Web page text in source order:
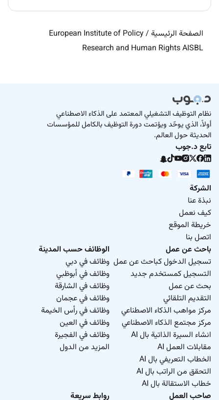
الصفحة الرئيسية /
European Institute of Policy
Research and Human Rights AISBL
نظام التوظيف التشغيلي المعتمد على الذكاء الاصطناعي
أولاً، الذي يوحّد ويؤتمت دورة التوظيف بالكامل للمؤسسات
الحديثة حول العالم.
تابع د.جوب
الشركة
نبذة عنا
كيف نعمل
خريطة الموقع
اتصل بنا
باحث عن عمل
تسجيل الدخول كباحث عن عمل
التسجيل كمستخدم جديد
بحث عن عمل
التقديم التلقائي
مركز مواهب الذكاء الاصطناعي
مركز مجتمع الذكاء الاصطناعي
انشاء السيرة الذاتية بال AI
مقابلات العمل AI
الخطاب التعريفي بال AI
التحقق من الراتب بال AI
خطاب الاستقالة بال AI
الوظائف حسب المدينة
وظائف في دبي
وظائف في أبوظبي
وظائف في الشارقة
وظائف في عجمان
وظائف في رأس الخيمة
وظائف في العين
وظائف في الفجيرة
المزيد من الدول
صاحب العمل روابط سريعة